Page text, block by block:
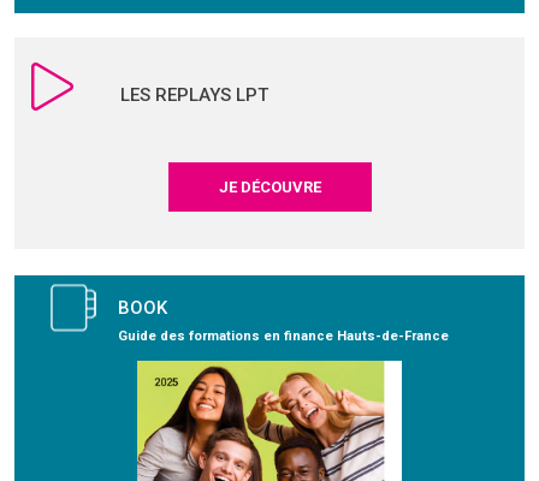
LES REPLAYS LPT
JE DÉCOUVRE
BOOK
Guide des formations en finance Hauts-de-France